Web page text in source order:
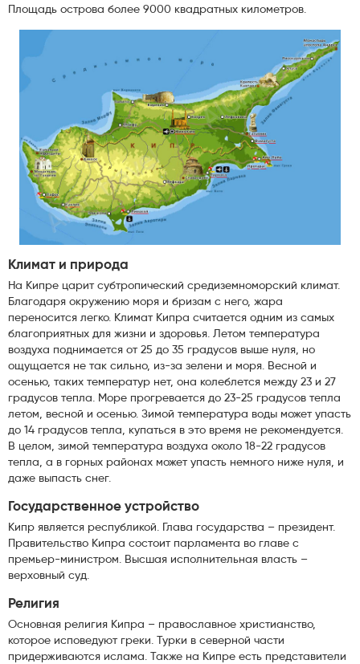
Площадь острова более 9000 квадратных километров.
Климат и природа
На Кипре царит субтропический средиземноморский климат.
Благодаря окружению моря и бризам с него, жара
переносится легко. Климат Кипра считается одним из самых
благоприятных для жизни и здоровья. Летом температура
воздуха поднимается от 25 до 35 градусов выше нуля, но
ощущается не так сильно, из-за зелени и моря. Весной и
осенью, таких температур нет, она колеблется между 23 и 27
градусов тепла. Море прогревается до 23-25 градусов тепла
летом, весной и осенью. Зимой температура воды может упасть
до 14 градусов тепла, купаться в это время не рекомендуется.
В целом, зимой температура воздуха около 18-22 градусов
тепла, а в горных районах может упасть немного ниже нуля, и
даже выпасть снег.
Государственное устройство
Кипр является республикой. Глава государства – президент.
Правительство Кипра состоит парламента во главе с
премьер-министром. Высшая исполнительная власть –
верховный суд.
Религия
Основная религия Кипра – православное христианство,
которое исповедуют греки. Турки в северной части
придерживаются ислама. Также на Кипре есть представители